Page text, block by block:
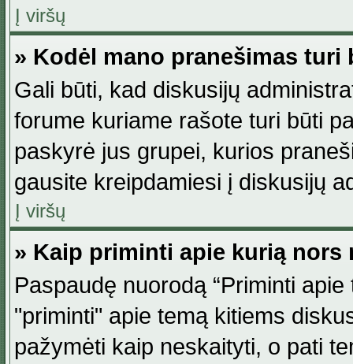
Į viršų
» Kodėl mano pranešimas
Gali būti, kad diskusijų
forume kuriame rašote turi būti
paskyrė jus grupei, kurios
gausite kreipdamiesi į diskusijų
Į viršų
» Kaip priminti apie kurią nors
Paspaudę nuorodą “Priminti
"priminti" apie temą kitiems
pažymėti kaip neskaityti, o pati